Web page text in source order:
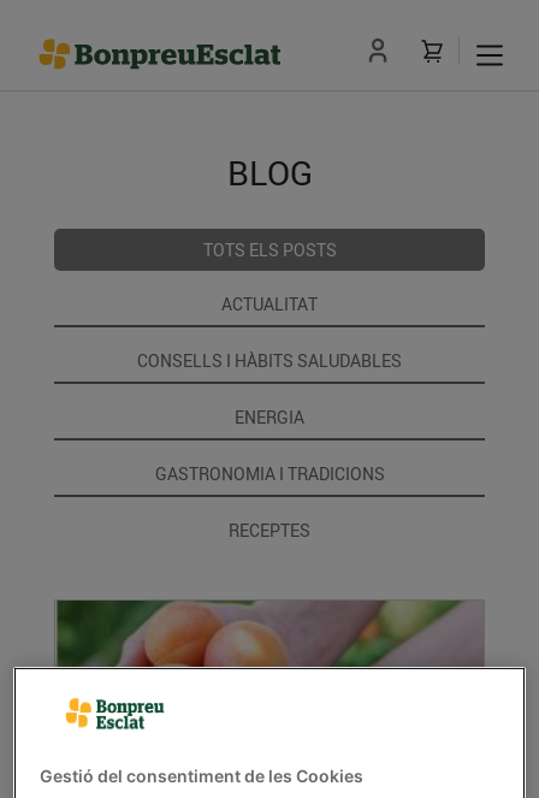
BLOG
TOTS ELS POSTS
ACTUALITAT
CONSELLS I HÀBITS SALUDABLES
ENERGIA
GASTRONOMIA I TRADICIONS
RECEPTES
Gestió del consentiment de les Cookies